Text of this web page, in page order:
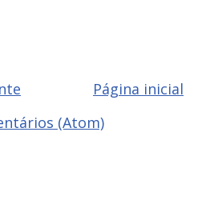
Página inicial
(Atom)